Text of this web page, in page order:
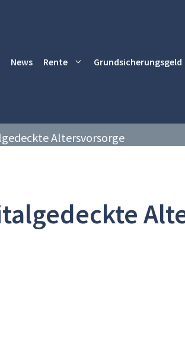
News Rente Grundsicherungsgeld
Altersvorsorge